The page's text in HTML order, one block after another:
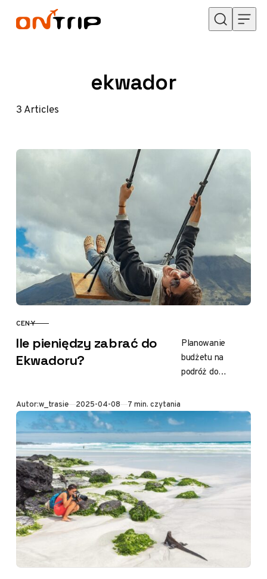
Przejdź do treści
ekwador
3Articles
KATEGORIA
CENY
Ile pieniędzy zabrać do
Ekwadoru?
Planowanie
budżetu na
podróż do
wyzwaniem dla
kogoś, kto
wybiera się tam
po raz pierwszy….
Autor:w_trasie Opublikowano
2025-04-08 7 min. czytania